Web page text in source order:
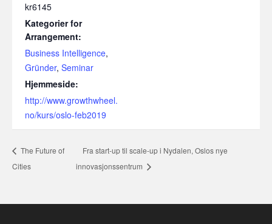
kr6145
Kategorier for
Arrangement:
Business Intelligence,
Gründer, Seminar
Hjemmeside:
http://www.growthwheel.
no/kurs/oslo-feb2019
The Future of
Cities
Fra start-up til scale-up i Nydalen, Oslos nye
innovasjonssentrum